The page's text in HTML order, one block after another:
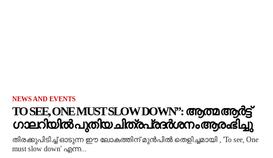
NEWS AND EVENTS
TO SEE, ONE MUST SLOW DOWN”: ആത്മ ആർട്ട്
ഗാലറിയിൽ പുതിയ ചിത്രപ്രദർശനം ആരംഭിച്ചു
തിരക്കുപിടിച്ച് ഓടുന്ന ഈ ലോകത്തിന് മുൻപിൽ തെളിച്ചമായി , 'To see, One
must slow down' എന്ന...